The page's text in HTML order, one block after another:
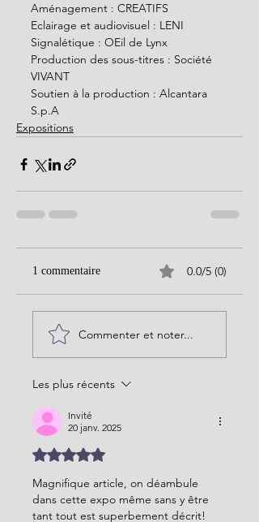
Aménagement : CREATIFS
Eclairage et audiovisuel : LENI
Signalétique : OEil de Lynx
Production des sous-titres : Société
VIVANT
Soutien à la production : Alcantara
S.p.A
Expositions
1 commentaire 0.0/5 (0)
Commenter et noter...
Les plus récents
Invité
20 janv. 2025
Noté 5 étoiles sur 5.
Magnifique article, on déambule
dans cette expo même sans y être
tant tout est superbement décrit!